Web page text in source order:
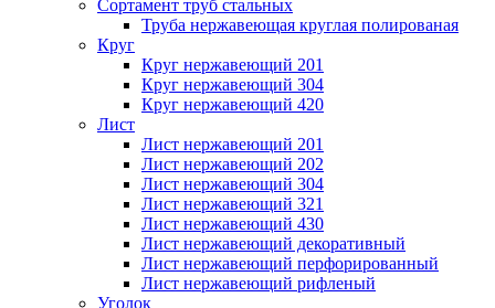
Сортамент труб стальных
Труба нержавеющая круглая полированая
Круг
Круг нержавеющий 201
Круг нержавеющий 304
Круг нержавеющий 420
Лист
Лист нержавеющий 201
Лист нержавеющий 202
Лист нержавеющий 304
Лист нержавеющий 321
Лист нержавеющий 430
Лист нержавеющий декоративный
Лист нержавеющий перфорированный
Лист нержавеющий рифленый
Уголок